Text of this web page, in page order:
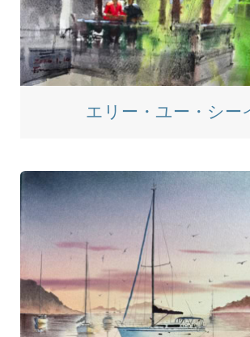
エリー・ユー・シー